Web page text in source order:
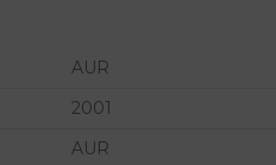
AUR
2001
AUR